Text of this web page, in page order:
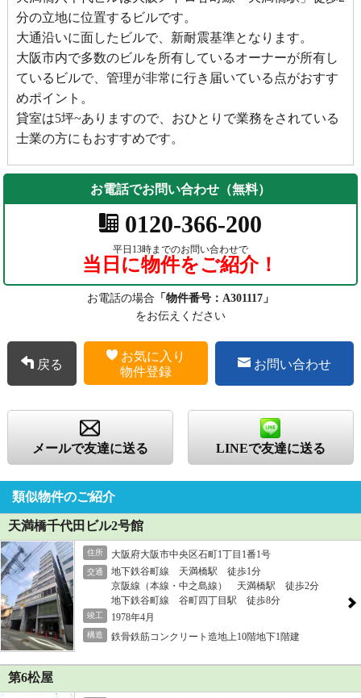
分の立地に位置するビルです。
大通沿いに面したビルで、新耐震基準となります。
大阪市内で多数のビルを所有しているオーナーが所有し
ているビルで、管理が非常に行き届いている点がおすす
めポイント。
貸室は5坪~ありますので、おひとりで業務をされている
士業の方にもおすすめです。
お電話でお問い合わせ（無料）
0120-366-200
平日13時までのお問い合わせで
当日に物件をご紹介！
お電話の場合 「物件番号：A301117」
をお伝えください
戻る
お気に入り
物件登録
お問い合わせ
メールで友達に送る LINEで友達に送る
類似物件のご紹介
天満橋千代田ビル2号館
住所 大阪府大阪市中央区石町1丁目1番1号
交通
地下鉄谷町線 天満橋駅 徒歩1分
京阪線（本線・中之島線） 天満橋駅 徒歩2分
地下鉄谷町線 谷町四丁目駅 徒歩8分
竣工 1978年4月
構造 鉄骨鉄筋コンクリート造地上10階地下1階建
第6松屋